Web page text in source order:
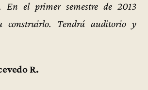
En el primer semestre de 2013
construirlo. Tendrá auditorio y
R.